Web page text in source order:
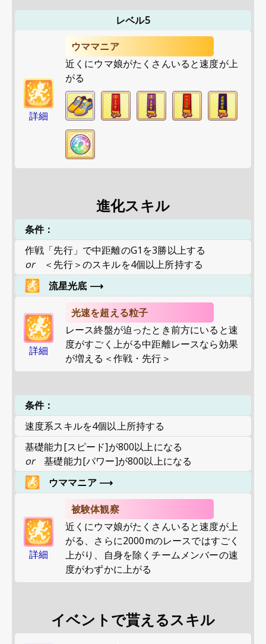
レベル5
詳細
ウママニア
近くにウマ娘がたくさんいると速度が上
がる
進化スキル
条件：
作戦「先行」で中距離のG1を3勝以上する
or
＜先行＞のスキルを4個以上所持する
流星光底 ⟶
詳細
光速を超える粒子
レース終盤が迫ったとき前方にいると速
度がすごく上がる中距離レースなら効果
が増える＜作戦・先行＞
条件：
速度系スキルを4個以上所持する
基礎能力[スピード]が800以上になる
or
基礎能力[パワー]が800以上になる
ウママニア ⟶
詳細
被験体観察
近くにウマ娘がたくさんいると速度が上
がる、さらに2000mのレースではすごく
上がり、自身を除くチームメンバーの速
度がわずかに上がる
イベントで貰えるスキル